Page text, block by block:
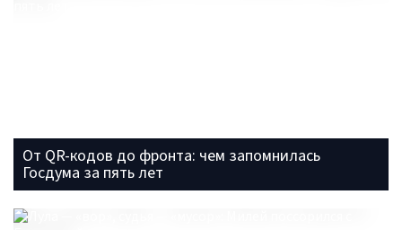
От QR-кодов до фронта: чем запомнилась
Госдума за пять лет